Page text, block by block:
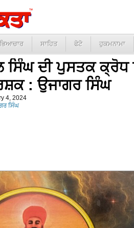
ਸਾਹਿਤ ਫੋਟੋ ਹੁਕਮਨਾਮਾ
ਸਿੰਘ ਦੀ ਪੁਸਤਕ ਕ੍ਰੋਧ
: ਉਜਾਗਰ ਸਿੰਘ
4, 2024
ਸਿੰਘ